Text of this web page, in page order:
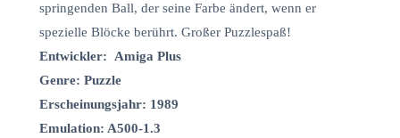
springenden Ball, der seine Farbe ändert, wenn er
spezielle Blöcke berührt. Großer Puzzlespaß!
Entwickler: Amiga Plus
Genre: Puzzle
Erscheinungsjahr: 1989
Emulation: A500-1.3